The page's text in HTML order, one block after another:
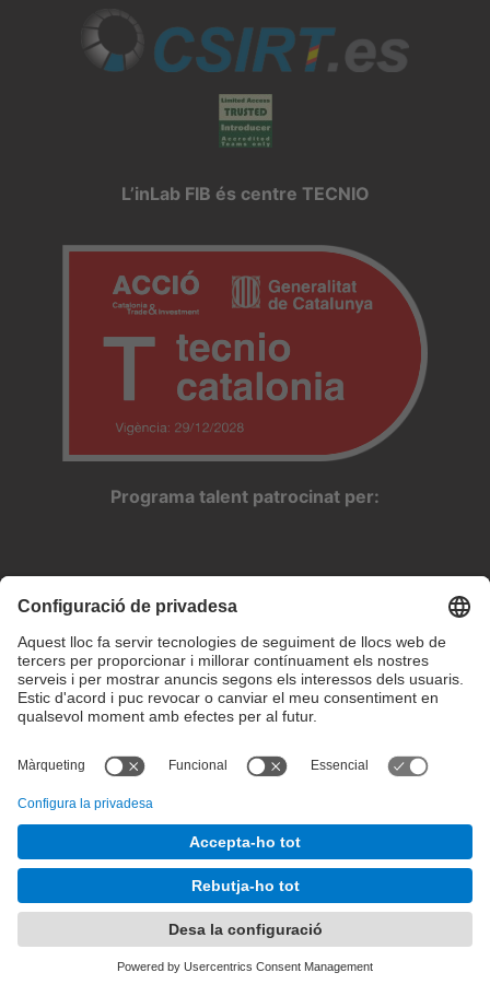
L’inLab FIB és centre TECNIO
Programa talent patrocinat per:
Configuració de privadesa
Condicions d’ús